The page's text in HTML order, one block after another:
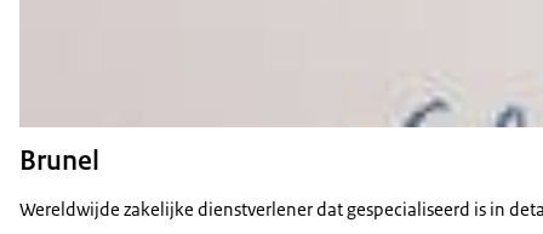
Brunel
Wereldwijde zakelijke dienstverlener dat gespecialiseerd is in